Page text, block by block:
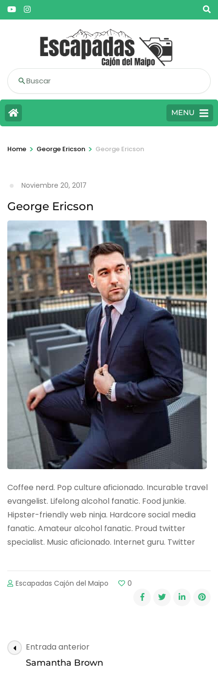
Buscar
MENU
Home > George Ericson > George Ericson
Noviembre 20, 2017
George Ericson
Coffee nerd. Pop culture aficionado. Incurable travel
evangelist. Lifelong alcohol fanatic. Food junkie.
Hipster-friendly web ninja. Hardcore social media
fanatic. Amateur alcohol fanatic. Proud twitter
specialist. Music aficionado. Internet guru. Twitter
Escapadas Cajón del Maipo 0
Post
Navigation
Entrada anterior
Samantha Brown